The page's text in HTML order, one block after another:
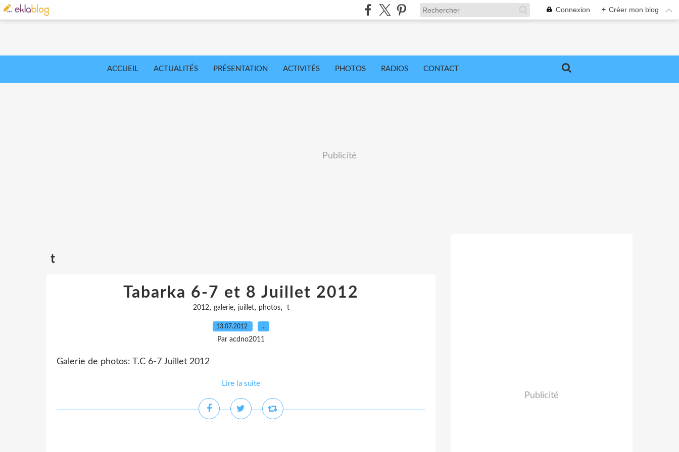
Connexion + Créer mon blog
ACCUEIL ACTUALITÉS PRÉSENTATION ACTIVITÉS PHOTOS RADIOS CONTACT
Publicité
t
Tabarka 6-7 et 8 Juillet 2012
2012, galerie, juillet, photos, t
13.07.2012 …
Par acdno2011
Galerie de photos: T.C 6-7 Juillet 2012
Lire la suite
Publicité